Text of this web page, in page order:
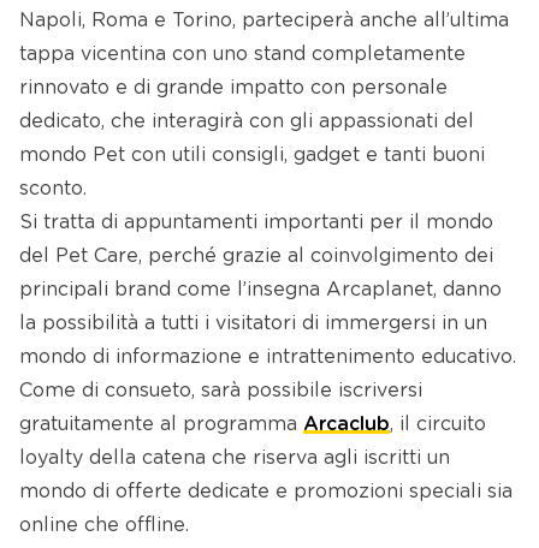
Napoli, Roma e Torino, parteciperà anche all’ultima
tappa vicentina con uno stand completamente
rinnovato e di grande impatto con personale
dedicato, che interagirà con gli appassionati del
mondo Pet con utili consigli, gadget e tanti buoni
sconto.
Si tratta di appuntamenti importanti per il mondo
del Pet Care, perché grazie al coinvolgimento dei
principali brand come l’insegna Arcaplanet, danno
la possibilità a tutti i visitatori di immergersi in un
mondo di informazione e intrattenimento educativo.
Come di consueto, sarà possibile iscriversi
gratuitamente al programma Arcaclub, il circuito
loyalty della catena che riserva agli iscritti un
mondo di offerte dedicate e promozioni speciali sia
online che offline.